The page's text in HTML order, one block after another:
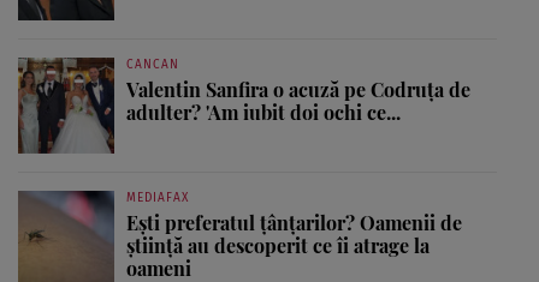
CANCAN
Valentin Sanfira o acuză pe Codruța de
adulter? 'Am iubit doi ochi ce...
MEDIAFAX
Ești preferatul țânțarilor? Oamenii de
știință au descoperit ce îi atrage la
oameni